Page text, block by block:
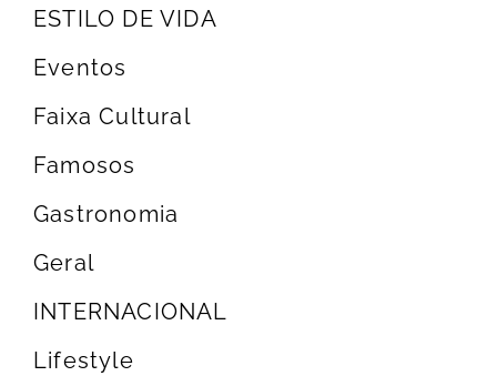
ESTILO DE VIDA
Eventos
Faixa Cultural
Famosos
Gastronomia
Geral
INTERNACIONAL
Lifestyle